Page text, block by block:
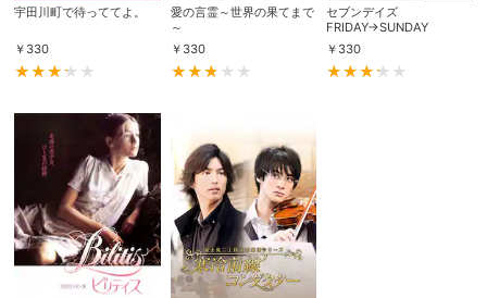
会員設定 会員情報
宇田川町で待っててよ。
￥ 330
愛の言霊～世界の果てまで
～
￥ 330
セブンデイズ
FRIDAY→SUNDAY
￥ 330